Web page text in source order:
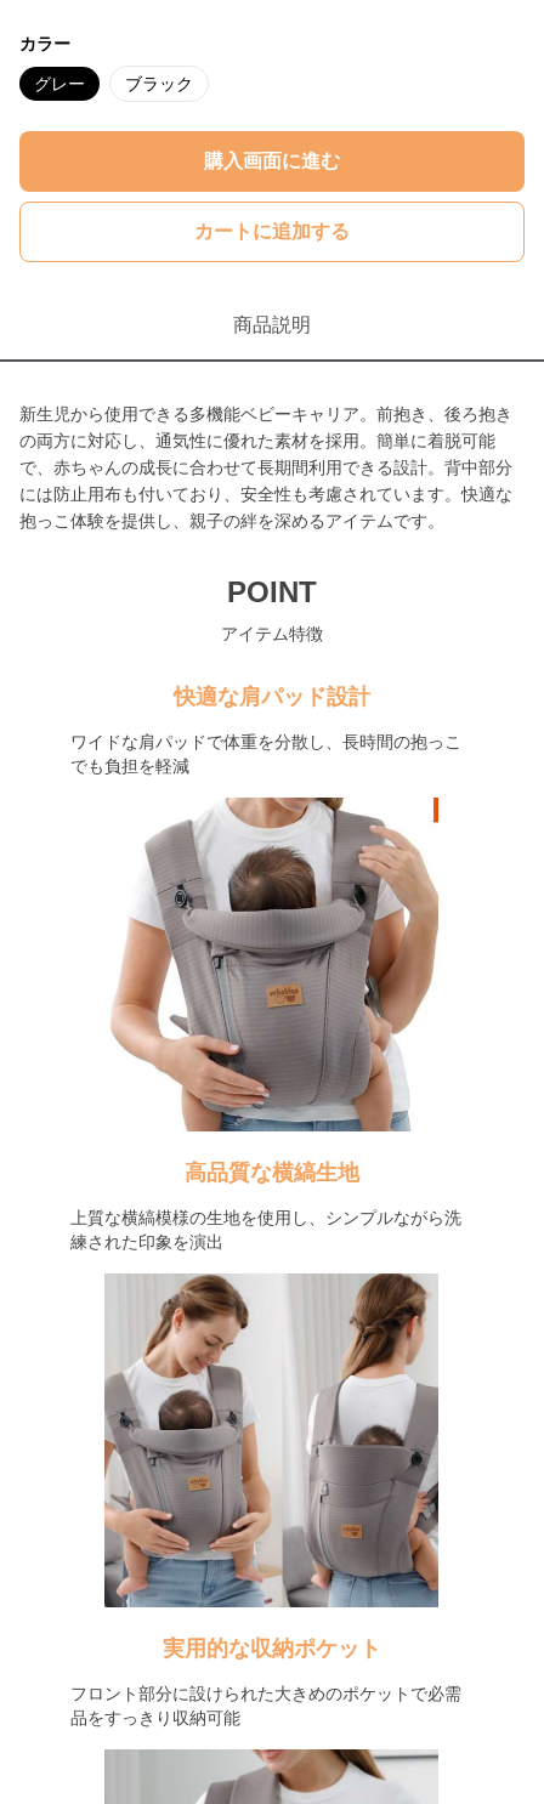
カラー
グレー ブラック
購入画面に進む
カートに追加する
商品説明
新生児から使用できる多機能ベビーキャリア。前抱き、後ろ抱き
の両方に対応し、通気性に優れた素材を採用。簡単に着脱可能
で、赤ちゃんの成長に合わせて長期間利用できる設計。背中部分
には防止用布も付いており、安全性も考慮されています。快適な
抱っこ体験を提供し、親子の絆を深めるアイテムです。
POINT
アイテム特徴
快適な肩パッド設計
ワイドな肩パッドで体重を分散し、長時間の抱っこ
でも負担を軽減
高品質な横縞生地
上質な横縞模様の生地を使用し、シンプルながら洗
練された印象を演出
実用的な収納ポケット
フロント部分に設けられた大きめのポケットで必需
品をすっきり収納可能